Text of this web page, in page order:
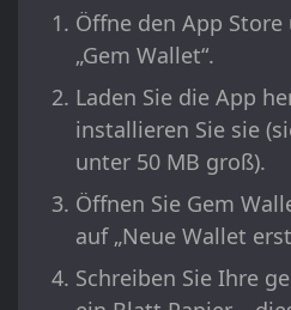
Öffne den App
„Gem Wallet“.
Laden Sie die App
installieren Sie sie
unter 50 MB groß).
Öffnen Sie Gem
auf „Neue Wallet
Schreiben Sie Ihre